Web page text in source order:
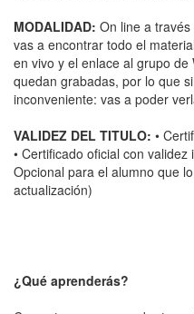
MODALIDAD: On line a
vas a encontrar todo el
en vivo y el enlace al grupo
quedan grabadas, por lo que
inconveniente: vas a poder
VALIDEZ DEL TITULO: •
• Certificado oficial con
Opcional para el alumno que
actualización)
¿Qué aprenderás?